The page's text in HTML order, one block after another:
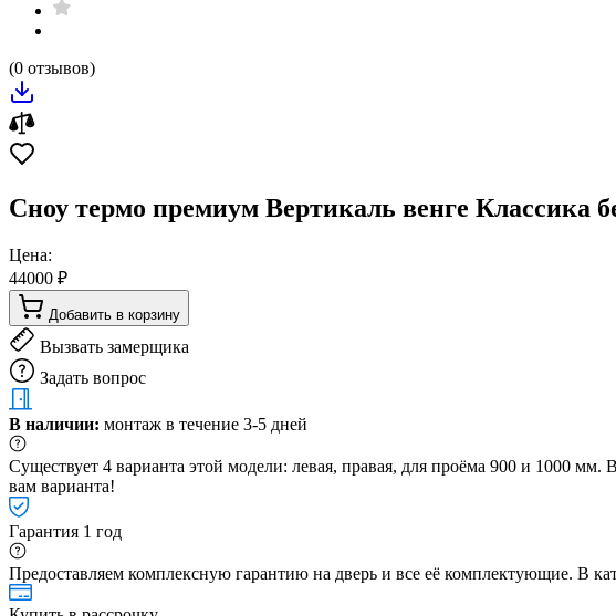
(0 отзывов)
Сноу термо премиум Вертикаль венге Классика
Цена:
44000 ₽
Добавить в корзину
Вызвать замерщика
Задать вопрос
В наличии: монтаж в течение 3-5 дней
Существует 4 варианта этой модели: левая, правая, для проёма 900 и 1000
вам варианта!
Гарантия 1 год
Предоставляем комплексную гарантию на дверь и все её комплектующие. В